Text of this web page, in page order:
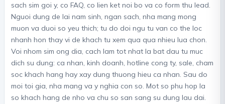
sach sim goi y, co FAQ, co lien ket noi bo va co form thu lead.
Nguoi dung de lai nam sinh, ngan sach, nha mang mong
muon va duoi so yeu thich; tu do doi ngu tu van co the loc
nhanh hon thay vi de khach tu xem qua qua nhieu lua chon.
Voi nhom sim ong dia, cach lam tot nhat la bat dau tu muc
dich su dung: ca nhan, kinh doanh, hotline cong ty, sale, cham
soc khach hang hay xay dung thuong hieu ca nhan. Sau do
moi toi gia, nha mang va y nghia con so. Mot so phu hop la
so khach hang de nho va chu so san sang su dung lau dai.